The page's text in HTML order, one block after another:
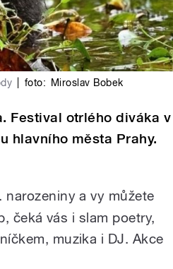
foto: Miroslav Bobek
Festival otrlého diváka v
hlavního města Prahy.
narozeniny a vy můžete
čeká vás i slam poetry,
muzika i DJ. Akce